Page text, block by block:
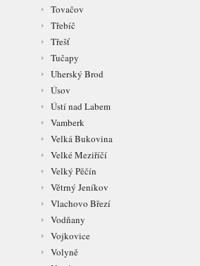
Tovačov
Třebíč
Třešť
Tučapy
Uherský Brod
Úsov
Ústí nad Labem
Vamberk
Velká Bukovina
Velké Meziříčí
Velký Pěčín
Větrný Jeníkov
Vlachovo Březí
Vodňany
Vojkovice
Volyně